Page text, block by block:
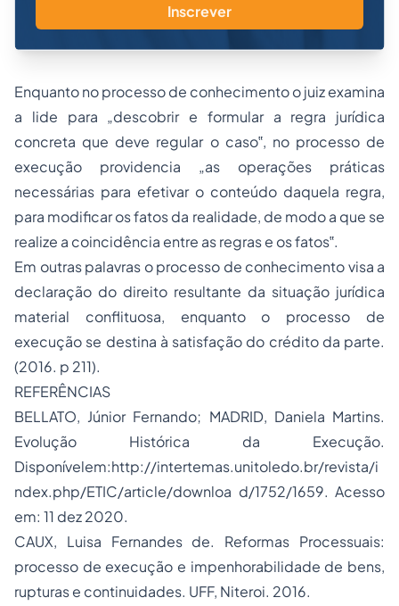
Inscrever
Enquanto no processo de conhecimento o juiz examina
a lide para „descobrir e formular a regra jurídica
concreta que deve regular o caso‟, no processo de
execução providencia „as operações práticas
necessárias para efetivar o conteúdo daquela regra,
para modificar os fatos da realidade, de modo a que se
realize a coincidência entre as regras e os fatos‟.
Em outras palavras o processo de conhecimento visa a
declaração do direito resultante da situação jurídica
material conflituosa, enquanto o processo de
execução se destina à satisfação do crédito da parte.
(2016. p 211).
REFERÊNCIAS
BELLATO, Júnior Fernando; MADRID, Daniela Martins.
Evolução Histórica da Execução.
Disponívelem:http://intertemas.unitoledo.br/revista/i
ndex.php/ETIC/article/downloa d/1752/1659. Acesso
em: 11 dez 2020.
CAUX, Luisa Fernandes de. Reformas Processuais:
processo de execução e impenhorabilidade de bens,
rupturas e continuidades. UFF, Niteroi. 2016.